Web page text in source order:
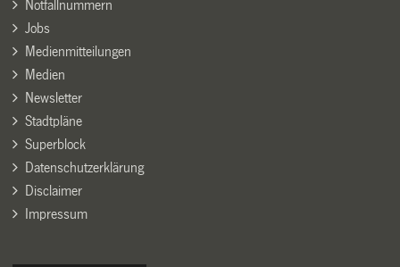
Notfallnummern
Jobs
Medienmitteilungen
Medien
Newsletter
Stadtpläne
Superblock
Datenschutzerklärung
Disclaimer
Impressum